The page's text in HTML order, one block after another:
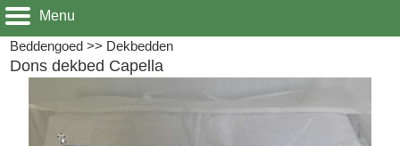
Menu
Beddengoed >> Dekbedden
Dons dekbed Capella